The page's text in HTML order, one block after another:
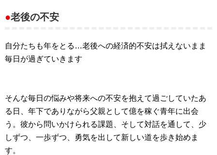
●老後の不安
自分たちも年をとる…老後への経済的不安は拭えないまま
毎日が過ぎていきます
そんな毎日の悩みや将来への不安を抱えて過ごしていたあ
る日、年下でありながら父親として億を稼ぐ青年に出会
う。彼から問いかけられる課題、そして対話を通して、少
しずつ、一歩ずつ、勇気を出して新しい道を歩き始めま
す。